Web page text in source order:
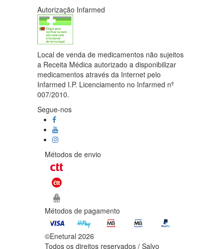
Autorização Infarmed
Local de venda de medicamentos não sujeitos
a Receita Médica autorizado a disponibilizar
medicamentos através da Internet pelo
Infarmed I.P. Licenciamento no Infarmed nº
007/2010.
Segue-nos
Métodos de envio
Métodos de pagamento
©Enetural 2026
Todos os direitos reservados / Salvo